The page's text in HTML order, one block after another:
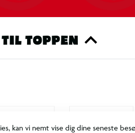
TOPPEN
kan vi nemt vise dig dine seneste